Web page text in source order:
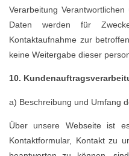
Verarbeitung
Daten werden für
Kontaktaufnahme zur
keine Weitergabe dieser
10.
a) Beschreibung und Umfang
Über unsere Webseite ist
Kontaktformular, Kontakt zu